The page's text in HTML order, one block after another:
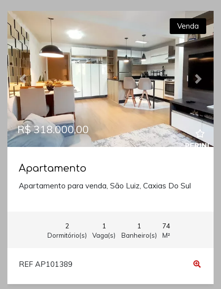
Previous Next
Venda
R$ 318.000,00
Apartamento
Apartamento para venda, São Luiz, Caxias Do Sul
2
Dormitório(s)
1
Vaga(s)
1
Banheiro(s)
74
M²
REF AP101389